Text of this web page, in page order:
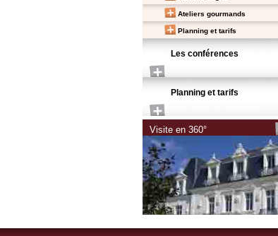
Ateliers gourmands
Planning et tarifs
Les conférences
Planning et tarifs
Visite en 360°